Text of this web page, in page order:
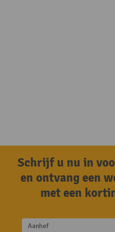
Schrijf u nu in
en ontvang een
met een
Aanhef